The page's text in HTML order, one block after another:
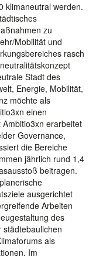
klimaneutral werden.
zu
Mobilität und
rasch
Stadt des
Energie, Mobilität,
möchte als
einen
erarbeitet
Governance,
die Bereiche
jährlich rund 1,4
beitragen.
ausgerichtet
Arbeiten
des
als
Im